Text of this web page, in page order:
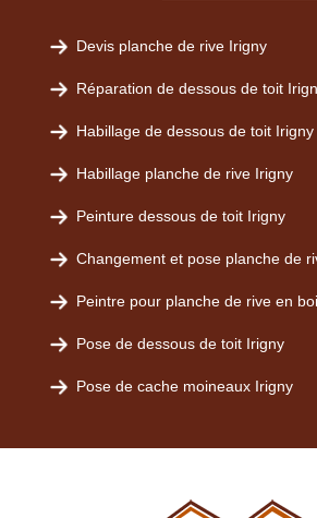
Devis planche de rive Irigny
Réparation de dessous de toit
Habillage de dessous de toit Irigny
Habillage planche de rive Irigny
Peinture dessous de toit Irigny
Changement et pose planche de
Peintre pour planche de rive en
Pose de dessous de toit Irigny
Pose de cache moineaux Irigny